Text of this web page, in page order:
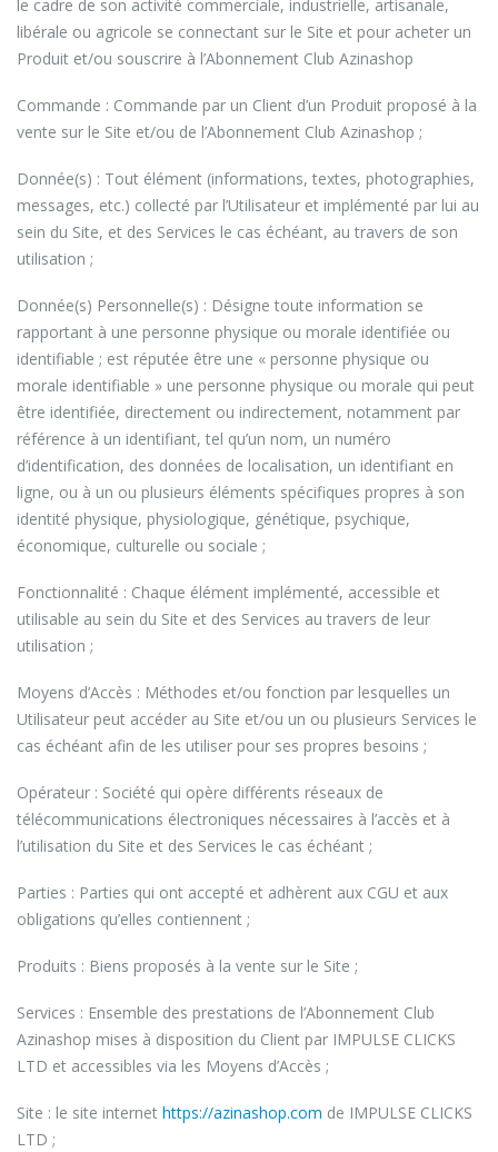
le cadre de son activité commerciale, industrielle, artisanale,
libérale ou agricole se connectant sur le Site et pour acheter un
Produit et/ou souscrire à l’Abonnement Club Azinashop
Commande : Commande par un Client d’un Produit proposé à la
vente sur le Site et/ou de l’Abonnement Club Azinashop ;
Donnée(s) : Tout élément (informations, textes, photographies,
messages, etc.) collecté par l’Utilisateur et implémenté par lui au
sein du Site, et des Services le cas échéant, au travers de son
utilisation ;
Donnée(s) Personnelle(s) : Désigne toute information se
rapportant à une personne physique ou morale identifiée ou
identifiable ; est réputée être une « personne physique ou
morale identifiable » une personne physique ou morale qui peut
être identifiée, directement ou indirectement, notamment par
référence à un identifiant, tel qu’un nom, un numéro
d’identification, des données de localisation, un identifiant en
ligne, ou à un ou plusieurs éléments spécifiques propres à son
identité physique, physiologique, génétique, psychique,
économique, culturelle ou sociale ;
Fonctionnalité : Chaque élément implémenté, accessible et
utilisable au sein du Site et des Services au travers de leur
utilisation ;
Moyens d’Accès : Méthodes et/ou fonction par lesquelles un
Utilisateur peut accéder au Site et/ou un ou plusieurs Services le
cas échéant afin de les utiliser pour ses propres besoins ;
Opérateur : Société qui opère différents réseaux de
télécommunications électroniques nécessaires à l’accès et à
l’utilisation du Site et des Services le cas échéant ;
Parties : Parties qui ont accepté et adhèrent aux CGU et aux
obligations qu’elles contiennent ;
Produits : Biens proposés à la vente sur le Site ;
Services : Ensemble des prestations de l’Abonnement Club
Azinashop mises à disposition du Client par IMPULSE CLICKS
LTD et accessibles via les Moyens d’Accès ;
Site : le site internet https://azinashop.com de IMPULSE CLICKS
LTD ;